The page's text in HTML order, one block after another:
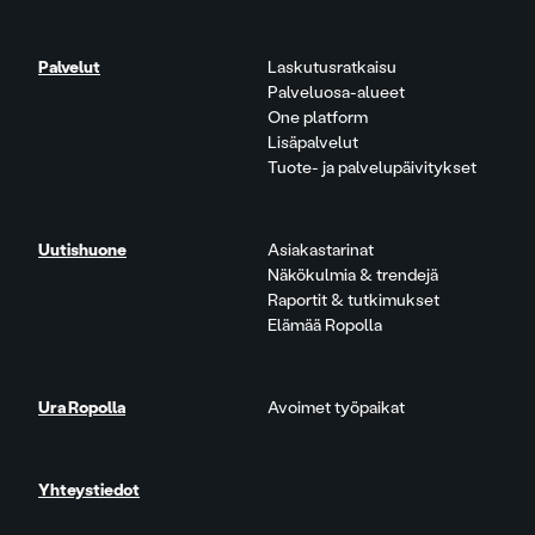
Palvelut
Laskutusratkaisu
Palveluosa-alueet
One platform
Lisäpalvelut
Tuote- ja palvelupäivitykset
Uutishuone
Asiakastarinat
Näkökulmia & trendejä
Raportit & tutkimukset
Elämää Ropolla
Ura Ropolla Avoimet työpaikat
Yhteystiedot